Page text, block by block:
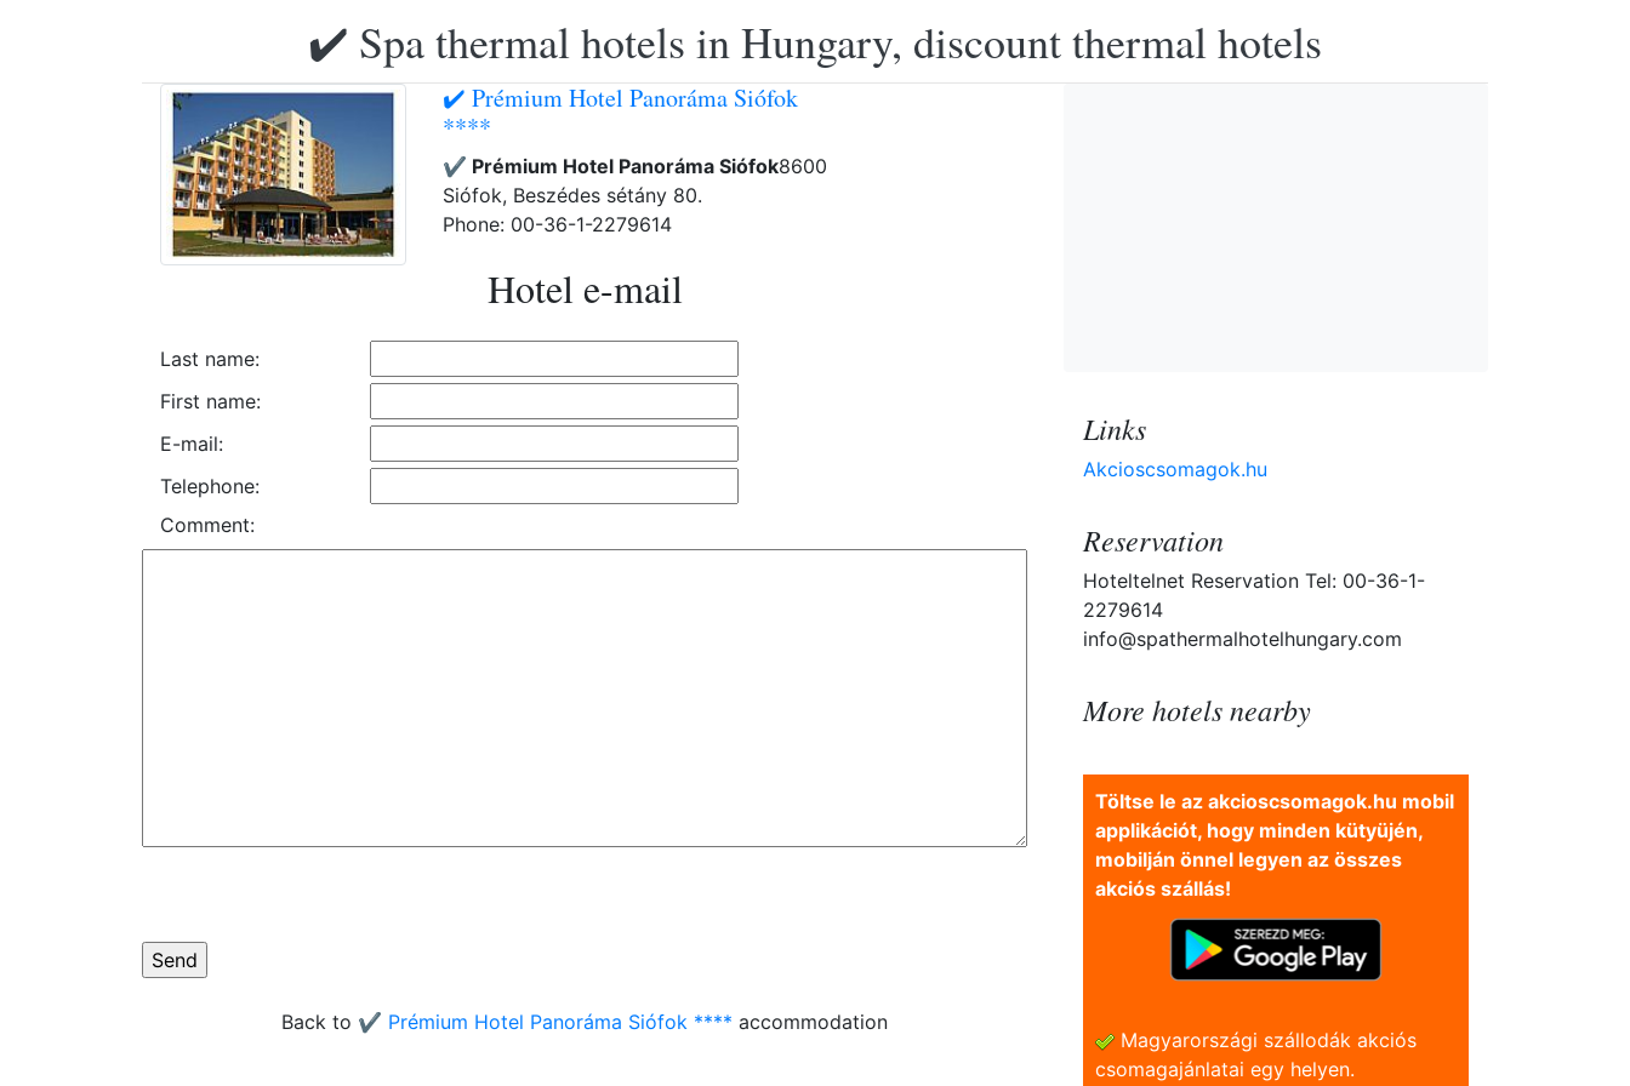
✔️ Spa thermal hotels in Hungary, discount thermal hotels
✔️ Prémium Hotel Panoráma Siófok
****
✔️ Prémium Hotel Panoráma Siófok8600
Siófok, Beszédes sétány 80.
Phone: 00-36-1-2279614
Hotel e-mail
Last name:
First name:
E-mail:
Telephone:
Comment:
Back to ✔️ Prémium Hotel Panoráma Siófok **** accommodation
Links
Akcioscsomagok.hu
Reservation
Hoteltelnet Reservation Tel: 00-36-1-
2279614
info@spathermalhotelhungary.com
More hotels nearby
Töltse le az akcioscsomagok.hu mobil
applikációt, hogy minden kütyüjén,
mobilján önnel legyen az összes
akciós szállás!
Magyarországi szállodák akciós
csomagajánlatai egy helyen.